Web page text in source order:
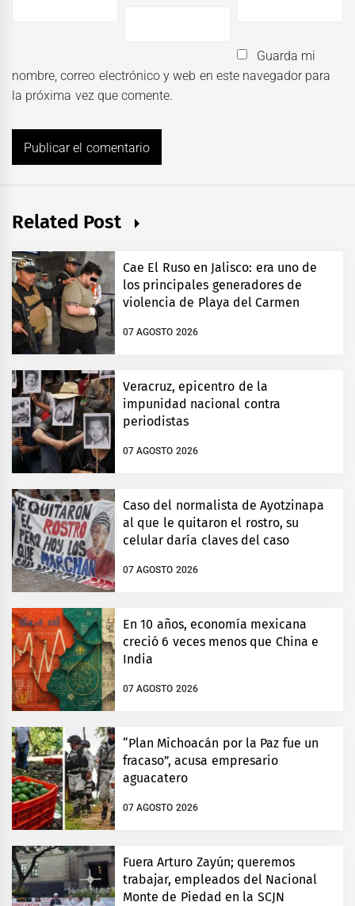
Guarda mi
nombre, correo electrónico y web en este navegador para
la próxima vez que comente.
Related Post
Cae El Ruso en Jalisco: era uno de
los principales generadores de
violencia de Playa del Carmen
07 AGOSTO 2026
Veracruz, epicentro de la
impunidad nacional contra
periodistas
07 AGOSTO 2026
Caso del normalista de Ayotzinapa
al que le quitaron el rostro, su
celular daría claves del caso
07 AGOSTO 2026
En 10 años, economía mexicana
creció 6 veces menos que China e
India
07 AGOSTO 2026
“Plan Michoacán por la Paz fue un
fracaso”, acusa empresario
aguacatero
07 AGOSTO 2026
Fuera Arturo Zayún; queremos
trabajar, empleados del Nacional
Monte de Piedad en la SCJN